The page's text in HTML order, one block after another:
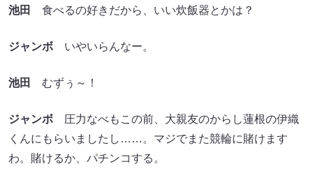
池田 食べるの好きだから、いい炊飯器とかは？
ジャンボ いやいらんなー。
池田 むずぅ～！
ジャンボ 圧力なべもこの前、大親友のからし蓮根の伊織
くんにもらいましたし……。マジでまた競輪に賭けます
わ。賭けるか、パチンコする。